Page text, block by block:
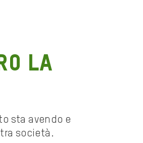
la
sta avendo e
società.